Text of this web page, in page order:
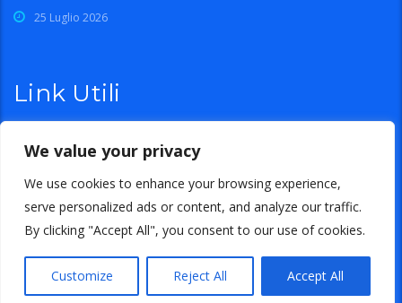
We value your privacy
We use cookies to enhance your browsing experience,
serve personalized ads or content, and analyze our traffic.
By clicking "Accept All", you consent to our use of cookies.
Customize Reject All Accept All
25 Luglio 2026
Link Utili
Cookies Policy
Copyright © 2021 GB s.r.l.s. a socio unico - P.I. 15941111005